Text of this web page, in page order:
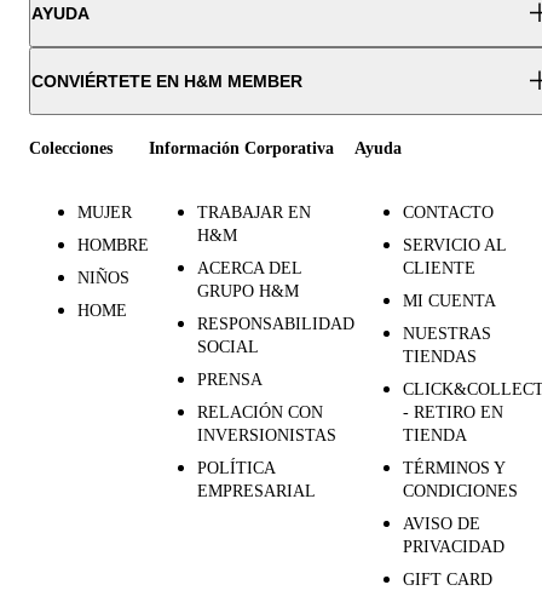
AYUDA
CONVIÉRTETE EN H&M MEMBER
Colecciones
MUJER
HOMBRE
NIÑOS
HOME
Información Corporativa
TRABAJAR EN
H&M
ACERCA DEL
GRUPO H&M
RESPONSABILIDAD
SOCIAL
PRENSA
RELACIÓN CON
INVERSIONISTAS
POLÍTICA
EMPRESARIAL
Ayuda
CONTACTO
SERVICIO AL
CLIENTE
MI CUENTA
NUESTRAS
TIENDAS
- RETIRO EN
TIENDA
TÉRMINOS Y
CONDICIONES
AVISO DE
PRIVACIDAD
GIFT CARD